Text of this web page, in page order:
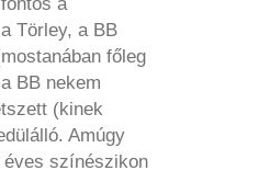
Törley, a BB
főleg
BB nekem
(kinek
Amúgy
éves színészikon